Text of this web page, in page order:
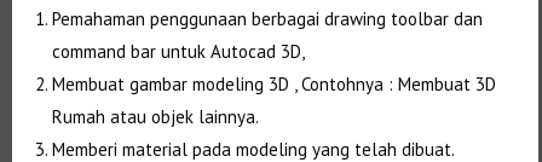
Pemahaman penggunaan berbagai drawing toolbar dan
command bar untuk Autocad 3D,
Membuat gambar modeling 3D , Contohnya : Membuat 3D
Rumah atau objek lainnya.
Memberi material pada modeling yang telah dibuat.